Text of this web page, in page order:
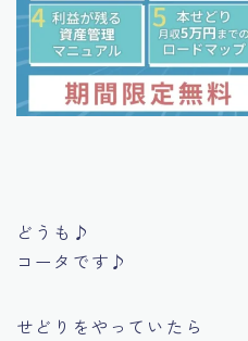
どうも♪
コータです♪
せどりをやっていたら